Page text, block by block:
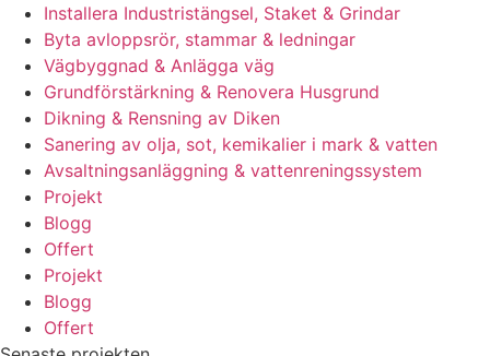
Installera Industristängsel, Staket & Grindar
Byta avloppsrör, stammar & ledningar
Vägbyggnad & Anlägga väg
Grundförstärkning & Renovera Husgrund
Dikning & Rensning av Diken
Sanering av olja, sot, kemikalier i mark & vatten
Avsaltningsanläggning & vattenreningssystem
Projekt
Blogg
Offert
Projekt
Blogg
Offert